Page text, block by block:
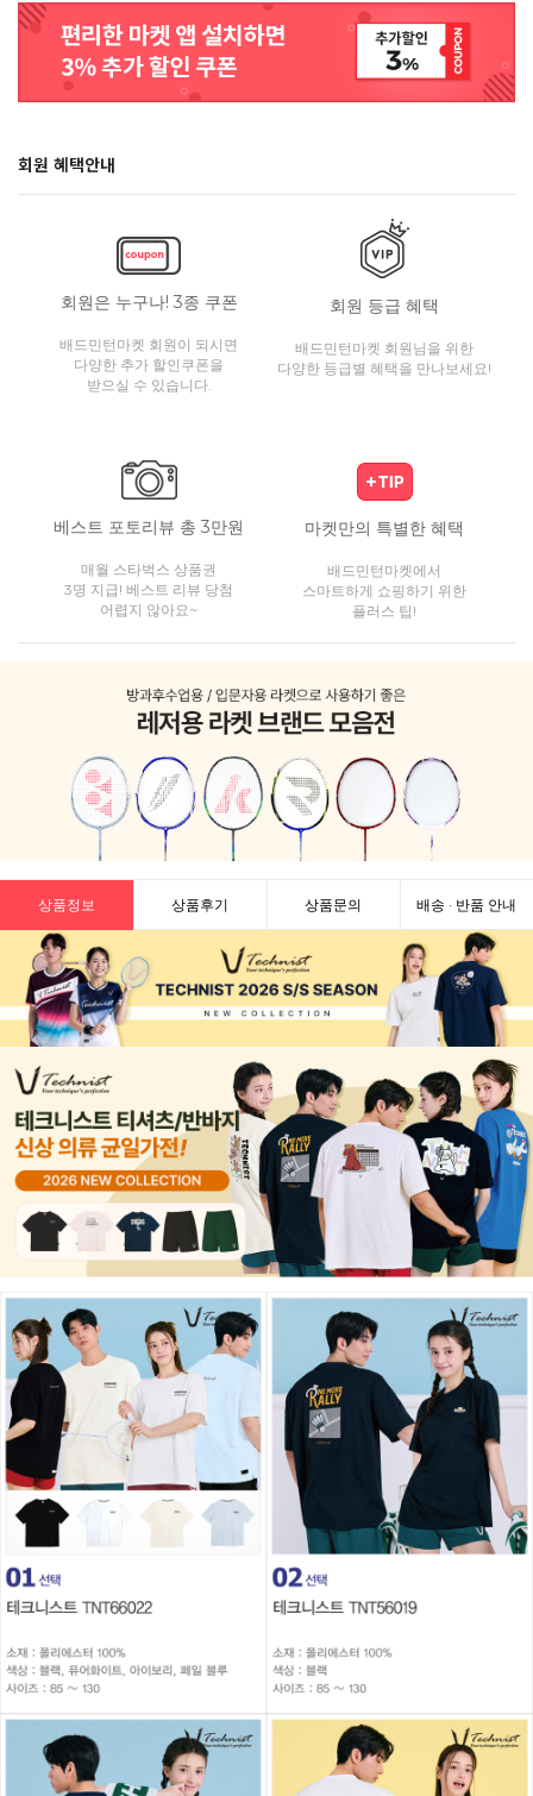
회원 혜택안내
회원은 누구나! 3종 쿠폰
배드민턴마켓 회원이 되시면
다양한 추가 할인쿠폰을
받으실 수 있습니다.
회원 등급 혜택
배드민턴마켓 회원님을 위한
다양한 등급별 혜택을 만나보세요!
베스트 포토리뷰 총 3만원
매월 스타벅스 상품권
3명 지급! 베스트 리뷰 당첨
어렵지 않아요~
마켓만의 특별한 혜택
배드민턴마켓에서
스마트하게 쇼핑하기 위한
플러스 팁!
상품정보 상품후기 상품문의 배송 · 반품 안내